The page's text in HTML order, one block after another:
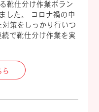
靴仕分け作業ボラン
した。 コロナ禍の中
策をしっかり行いつ
で靴仕分け作業を実
ら